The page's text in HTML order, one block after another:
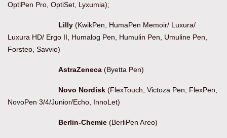
OptiPen Pro, OptiSet, Lyxumia);
Lilly (KwikPen, HumaPen Memoir/ Luxura/
Luxura HD/ Ergo II, Humalog Pen, Humulin Pen, Umuline Pen,
Forsteo, Savvio)
AstraZeneca (Byetta Pen)
Novo Nordisk (FlexTouch, Victoza Pen, FlexPen,
NovoPen 3/4/Junior/Echo, InnoLet)
Berlin-Chemie (BerliPen Areo)